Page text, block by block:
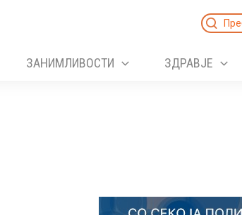
Search
ЗАНИМЛИВОСТИ ЗДРАВЈЕ